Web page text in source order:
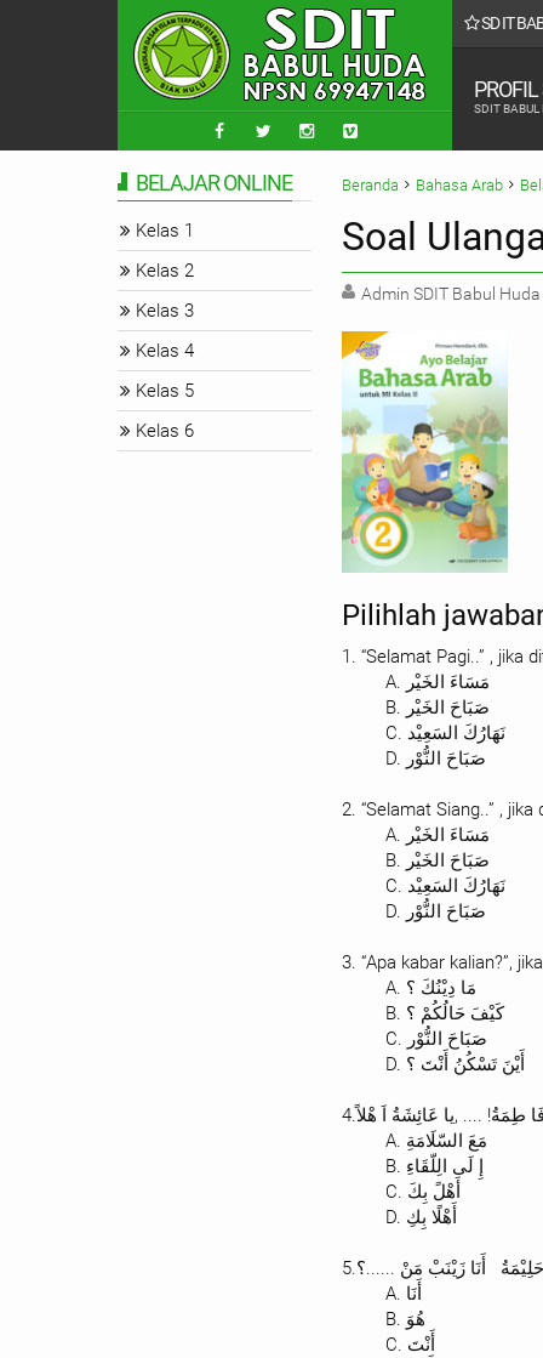
SD IT
SDIT BABUL
Beranda Bahasa Arab
Soal
Admin SDIT Babul Huda
Pilihlah
1. “Selamat Pagi..” ,
A. مَسَاءَ الخَيْر
B. صَبَاحَ الخَيْر
C. نَهَارُكَ السَعِيْد
D. صَبَاحَ النُّوْر
2. “Selamat Siang..” ,
A. مَسَاءَ الخَيْر
B. صَبَاحَ الخَيْر
C. نَهَارُكَ السَعِيْد
D. صَبَاحَ النُّوْر
3. “Apa kabar kalian?”,
A. مَا دِيْنُكَ ؟
B. كَيْفَ حَالُكُمْ ؟
C. صَبَاحَ النُّوْر
D. أَيْنَ تَسْكُنُ أَنْتَ ؟
فَا طِمَةُ! .... ,يا عَائِشَةُ اَ هْلاً
A. مَعَ السّلَامَةِ
B. إِ لَى الِلّقَاءِ
C. أَهْلً بِكَ
D. أَهْلًا بِكِ
حَلِيْمَةُ أَنَا زَيْنَبْ مَنْ ......؟
A. أَنَا
B. هُوَ
C. أَنْتَ
BELAJAR ONLINE
Kelas 1
Kelas 2
Kelas 3
Kelas 4
Kelas 5
Kelas 6